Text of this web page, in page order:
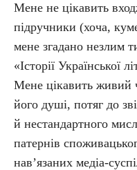
Мене не цікавить
підручники (хоча,
мене згадано незлим
«Історії Української
Мене цікавить живий
його душі, потяг до
й нестандартного
патернів
нав’язаних медіа-